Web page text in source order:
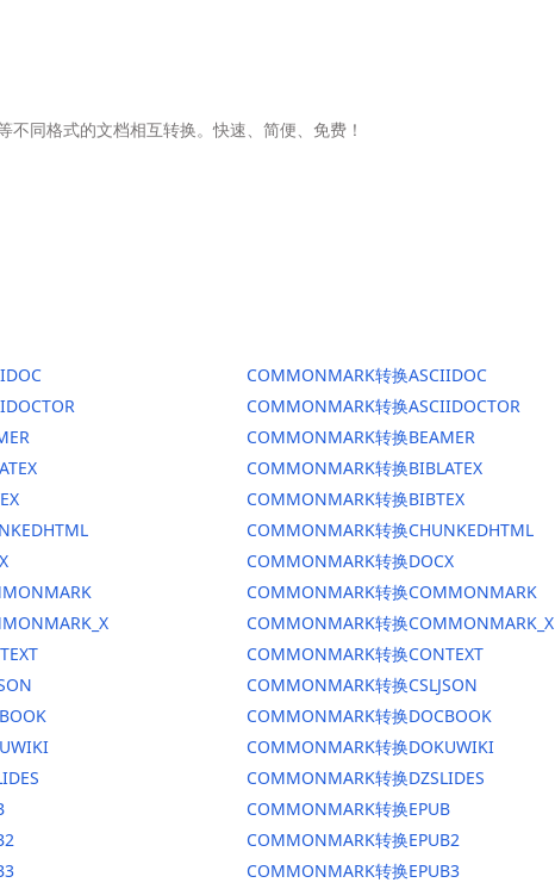
同格式的文档相互转换。快速、简便、免费！
COMMONMARK转换ASCIIDOC
COMMONMARK转换ASCIIDOCTOR
COMMONMARK转换BEAMER
COMMONMARK转换BIBLATEX
COMMONMARK转换BIBTEX
COMMONMARK转换CHUNKEDHTML
COMMONMARK转换DOCX
COMMONMARK转换COMMONMARK
COMMONMARK转换COMMONMARK_X
COMMONMARK转换CONTEXT
COMMONMARK转换CSLJSON
COMMONMARK转换DOCBOOK
COMMONMARK转换DOKUWIKI
COMMONMARK转换DZSLIDES
COMMONMARK转换EPUB
COMMONMARK转换EPUB2
COMMONMARK转换EPUB3